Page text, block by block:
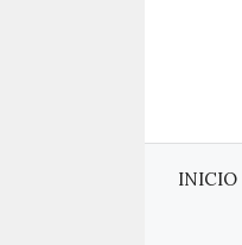
INICIO